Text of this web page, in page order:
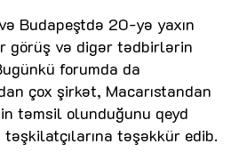
Budapeştdə 20-yə yaxın
görüş və digər tədbirlərin
forumda da
çox şirkət, Macarıstandan
təmsil olunduğunu qeyd
təşəkkür edib.